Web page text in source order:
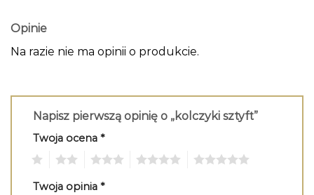
Opinie
Na razie nie ma opinii o produkcie.
Napisz pierwszą opinię o „kolczyki sztyft”
Twoja ocena *
Twoja opinia *